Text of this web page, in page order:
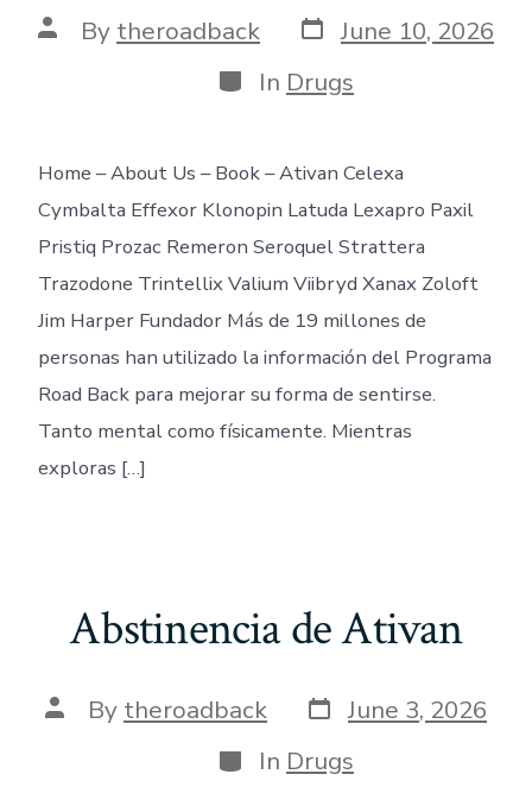
Post
author
By theroadback Post
date
June 10, 2026
Categories
In Drugs
Home – About Us – Book – Ativan Celexa
Cymbalta Effexor Klonopin Latuda Lexapro Paxil
Pristiq Prozac Remeron Seroquel Strattera
Trazodone Trintellix Valium Viibryd Xanax Zoloft
Jim Harper Fundador Más de 19 millones de
personas han utilizado la información del Programa
Road Back para mejorar su forma de sentirse.
Tanto mental como físicamente. Mientras
exploras […]
Abstinencia de Ativan
Post
author
By theroadback Post
date
June 3, 2026
Categories
In Drugs